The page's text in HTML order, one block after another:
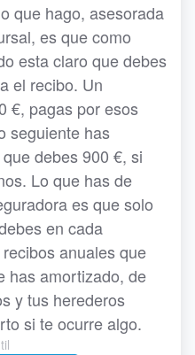
que hago, asesorada
es que como
esta claro que debes
el recibo. Un
€, pagas por esos
seguiente has
debes 900 €, si
Lo que has de
es que solo
en cada
anuales que
has amortizado, de
y tus herederos
si te ocurre algo.